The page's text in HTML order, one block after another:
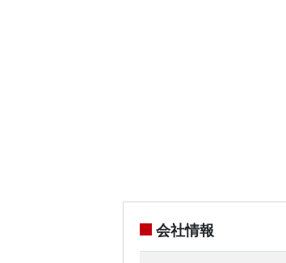
会社情報